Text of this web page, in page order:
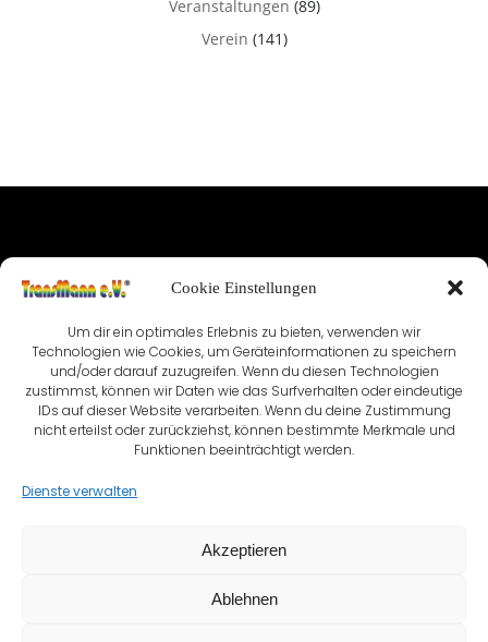
Cookie Einstellungen
Um dir ein optimales Erlebnis zu bieten, verwenden wir
Technologien wie Cookies, um Geräteinformationen zu speichern
und/oder darauf zuzugreifen. Wenn du diesen Technologien
zustimmst, können wir Daten wie das Surfverhalten oder eindeutige
IDs auf dieser Website verarbeiten. Wenn du deine Zustimmung
nicht erteilst oder zurückziehst, können bestimmte Merkmale und
Funktionen beeinträchtigt werden.
Dienste verwalten
Akzeptieren
Ablehnen
Veranstaltungen (89)
Verein (141)
IMPRESSUM
VEREINSSATZUNG KONTAKT
COOKIE-RICHTLINIE (EU)